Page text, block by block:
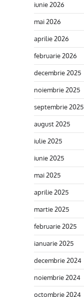
iunie 2026
mai 2026
aprilie 2026
februarie 2026
decembrie 2025
noiembrie 2025
septembrie 2025
august 2025
iulie 2025
iunie 2025
mai 2025
aprilie 2025
martie 2025
februarie 2025
ianuarie 2025
decembrie 2024
noiembrie 2024
octombrie 2024